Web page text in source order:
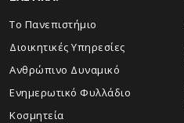
Το Πανεπιστήμιο
Διοικητικές Υπηρεσίες
Ανθρώπινο Δυναμικό
Ενημερωτικό Φυλλάδιο
Κοσμητεία